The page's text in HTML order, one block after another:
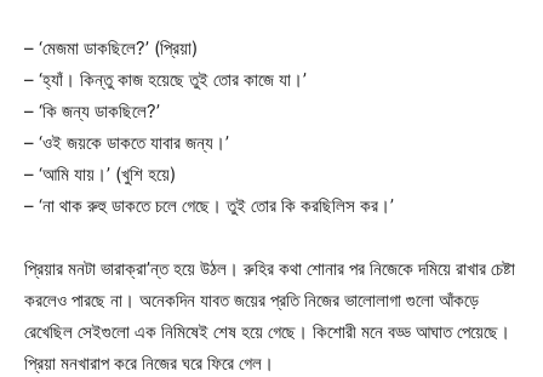
– ‘মেজমা ডাকছিলে?’ (প্রিয়া)
– ‘হ্যাঁ। কিন্তু কাজ হয়েছে তুই তোর কাজে যা।’
– ‘কি জন্য ডাকছিলে?’
– ‘ওই জয়কে ডাকতে যাবার জন্য।’
– ‘আমি যায়।’ (খুশি হয়ে)
– ‘না থাক রুহু ডাকতে চলে গেছে। তুই তোর কি করছিলিস কর।’
প্রিয়ার মনটা ভারাক্রা’ন্ত হয়ে উঠল। রুহির কথা শোনার পর নিজেকে দমিয়ে রাখার চেষ্টা
করলেও পারছে না। অনেকদিন যাবত জয়ের প্রতি নিজের ভালোলাগা গুলো আঁকড়ে
রেখেছিল সেইগুলো এক নিমিষেই শেষ হয়ে গেছে। কিশোরী মনে বড্ড আঘাত পেয়েছে।
প্রিয়া মনখারাপ করে নিজের ঘরে ফিরে গেল।